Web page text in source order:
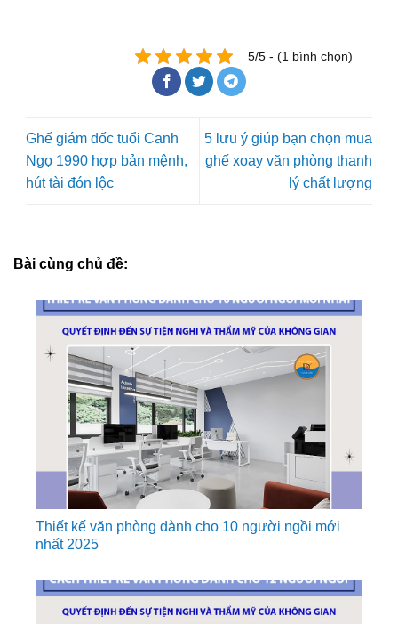
5/5 - (1 bình chọn)
Ghế giám đốc tuổi Canh
Ngọ 1990 hợp bản mệnh,
hút tài đón lộc
5 lưu ý giúp bạn chọn mua
ghế xoay văn phòng thanh
lý chất lượng
Bài cùng chủ đề:
Thiết kế văn phòng dành cho 10 người ngồi mới
nhất 2025